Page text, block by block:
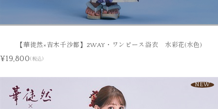
【華徒然×吉木千沙都】2WAY・ワンピース浴衣 水彩花(水色)
¥19,800(税込)
NEW